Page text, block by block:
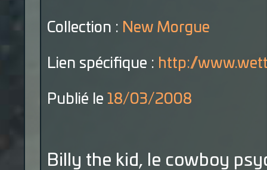
Collection : New Morgue
Lien spécifique : http://
Publié le 18/03/2008
Billy the kid, le cowboy